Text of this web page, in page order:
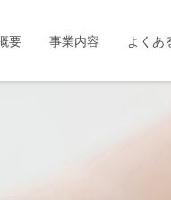
要 事業内容 よくあ